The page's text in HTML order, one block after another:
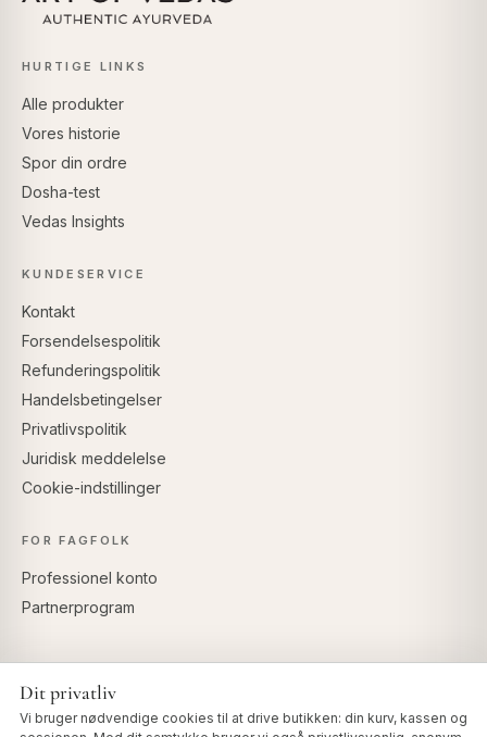
HURTIGE LINKS
Alle produkter
Vores historie
Spor din ordre
Dosha-test
Vedas Insights
KUNDESERVICE
Kontakt
Forsendelsespolitik
Refunderingspolitik
Handelsbetingelser
Privatlivspolitik
Juridisk meddelelse
Cookie-indstillinger
FOR FAGFOLK
Professionel konto
Partnerprogram
Dit privatliv
Vi bruger nødvendige cookies til at drive butikken: din kurv, kassen og